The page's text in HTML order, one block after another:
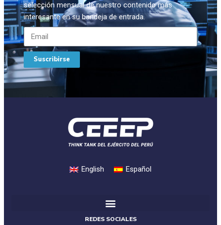
selección mensual de nuestro contenido más
interesante en su bandeja de entrada.
Suscribirse
English Español
REDES SOCIALES